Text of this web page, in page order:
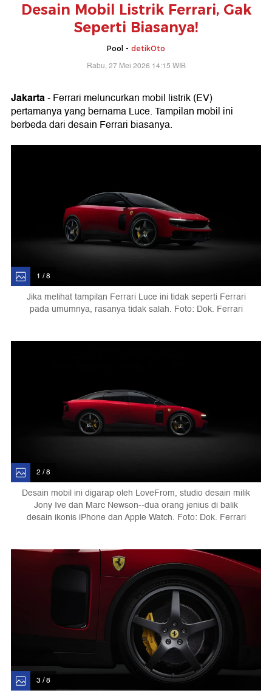
Desain Mobil Listrik Ferrari, Gak
Seperti Biasanya!
Pool - detikOto
Rabu, 27 Mei 2026 14:15 WIB
Jakarta- Ferrari meluncurkan mobil listrik (EV)
pertamanya yang bernama Luce. Tampilan mobil ini
berbeda dari desain Ferrari biasanya.
1 / 8
Jika melihat tampilan Ferrari Luce ini tidak seperti Ferrari
pada umumnya, rasanya tidak salah. Foto: Dok. Ferrari
2 / 8
Desain mobil ini digarap oleh LoveFrom, studio desain milik
Jony Ive dan Marc Newson--dua orang jenius di balik
desain ikonis iPhone dan Apple Watch. Foto: Dok. Ferrari
3 / 8